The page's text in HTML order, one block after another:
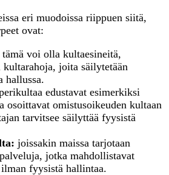
eri muodoissa riippuen siitä,
ovat:
tämä voi olla kultaesineitä,
joita säilytetään
hallussa.
edustavat esimerkiksi
osoittavat omistusoikeuden kultaan
tarvitsee säilyttää fyysistä
joissakin maissa tarjotaan
jotka mahdollistavat
fyysistä hallintaa.